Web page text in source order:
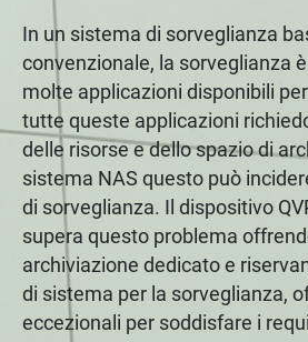
In un sistema di sorveglianza
convenzionale, la sorveglianza
molte applicazioni disponibili
tutte queste applicazioni
delle risorse e dello spazio di
sistema NAS questo può
di sorveglianza. Il dispositivo
supera questo problema
archiviazione dedicato e
di sistema per la sorveglianza,
eccezionali per soddisfare i